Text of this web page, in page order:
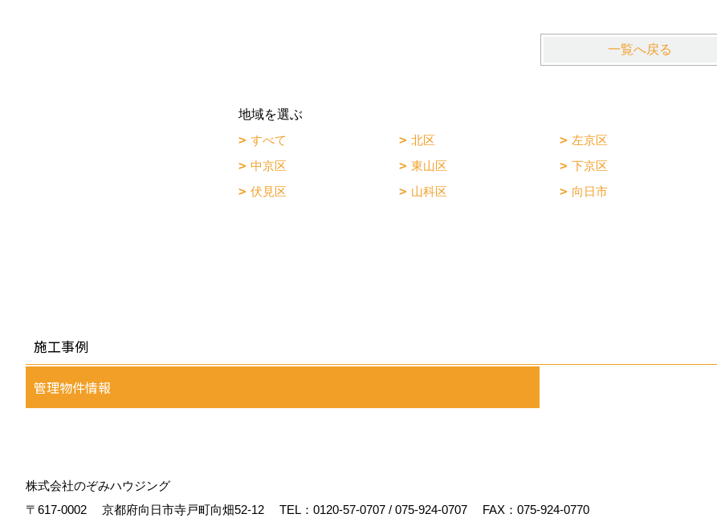
一覧へ戻る
地域を選ぶ
すべて
北区 左京区
中京区
東山区 下京区
伏見区
山科区 向日市
施工事例
管理物件情報
株式会社のぞみハウジング
〒617-0002
京都府向日市寺戸町向畑52-12 TEL： 0120-57-0707 / 075-924-0707 FAX：075-924-0770